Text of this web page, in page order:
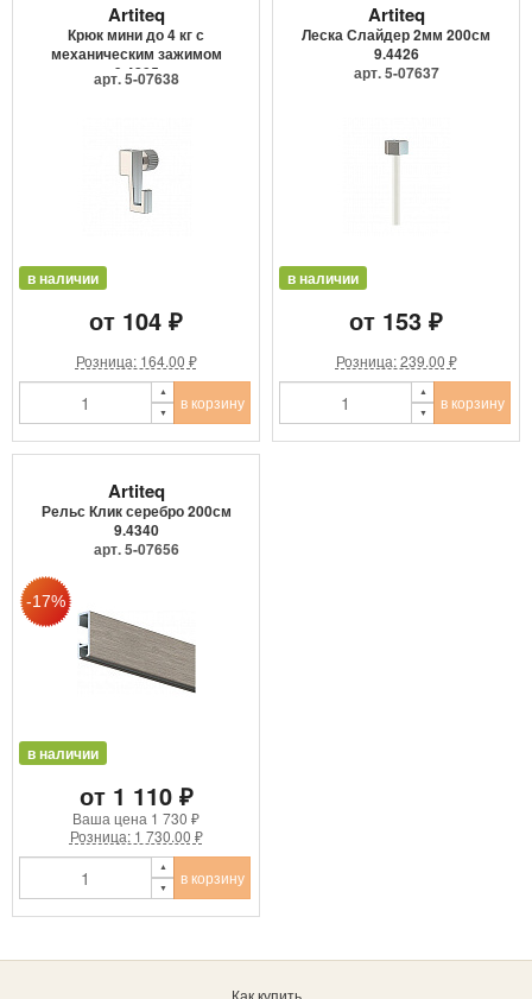
Artiteq
Крюк мини до 4 кг с
механическим зажимом
9.4205
арт. 5-07638
в наличии
от 104 ₽
Розница: 164.00 ₽
в корзину
Artiteq
Леска Слайдер 2мм 200см
9.4426
арт. 5-07637
в наличии
от 153 ₽
Розница: 239.00 ₽
в корзину
Artiteq
Рельс Клик серебро 200см
9.4340
арт. 5-07656
в наличии
от 1 110 ₽
Ваша цена 1 730 ₽
Розница: 1 730.00 ₽
в корзину
Как купить